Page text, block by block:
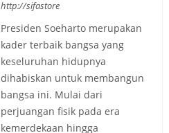
http://sifastore
Presiden Soeharto merupakan
kader terbaik bangsa yang
keseluruhan hidupnya
dihabiskan untuk membangun
bangsa ini. Mulai dari
perjuangan fisik pada era
kemerdekaan hingga